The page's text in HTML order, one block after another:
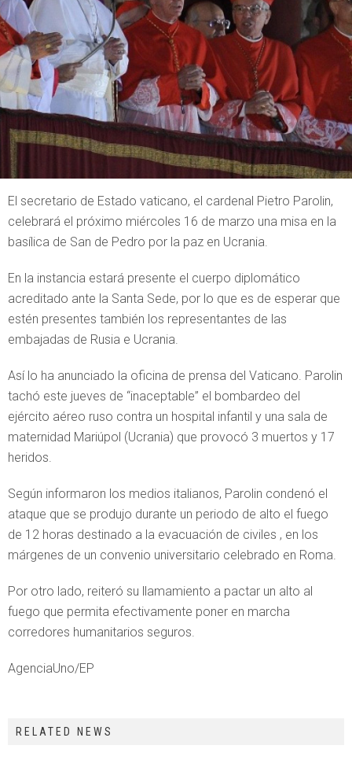
El secretario de Estado vaticano, el cardenal Pietro Parolin,
celebrará el próximo miércoles 16 de marzo una misa en la
basílica de San de Pedro por la paz en Ucrania.
En la instancia estará presente el cuerpo diplomático
acreditado ante la Santa Sede, por lo que es de esperar que
estén presentes también los representantes de las
embajadas de Rusia e Ucrania.
Así lo ha anunciado la oficina de prensa del Vaticano. Parolin
tachó este jueves de “inaceptable” el bombardeo del
ejército aéreo ruso contra un hospital infantil y una sala de
maternidad Mariúpol (Ucrania) que provocó 3 muertos y 17
heridos.
Según informaron los medios italianos, Parolin condenó el
ataque que se produjo durante un periodo de alto el fuego
de 12 horas destinado a la evacuación de civiles , en los
márgenes de un convenio universitario celebrado en Roma.
Por otro lado, reiteró su llamamiento a pactar un alto al
fuego que permita efectivamente poner en marcha
corredores humanitarios seguros.
AgenciaUno/EP
RELATED NEWS